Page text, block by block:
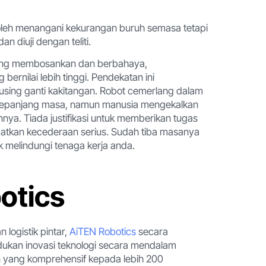
menangani kekurangan buruh semasa tetapi
diuji dengan teliti.
membosankan dan berbahaya,
lebih tinggi. Pendekatan ini
ganti kakitangan. Robot cemerlang dalam
masa, namun manusia mengekalkan
Tiada justifikasi untuk memberikan tugas
kecederaan serius. Sudah tiba masanya
tenaga kerja anda.
logistik pintar,AiTEN Robotics secara
inovasi teknologi secara mendalam
komprehensif kepada lebih 200